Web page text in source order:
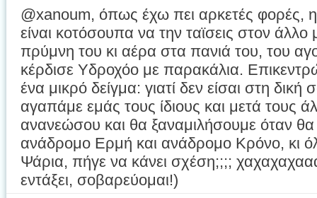
@xanoum, όπως έχω πει αρκετές φορές,
είναι κοτόσουπα να την ταϊσεις στον
πρύμνη του κι αέρα στα πανιά του, του
κέρδισε Υδροχόο με παρακάλια.
ένα μικρό δείγμα: γιατί δεν είσαι στη
αγαπάμε εμάς τους ίδιους και μετά τους
ανανεώσου και θα ξαναμιλήσουμε όταν
ανάδρομο Ερμή και ανάδρομο Κρόνο, κι
Ψάρια, πήγε να κάνει σχέση;;;;
εντάξει, σοβαρεύομαι!)